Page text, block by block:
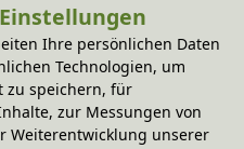
Ihre persönlichen Daten
Technologien, um
zu speichern, für
zur Messungen von
Weiterentwicklung unserer